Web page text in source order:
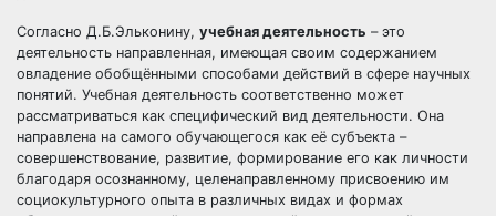
Согласно Д.Б.Эльконину, учебная деятельность – это
деятельность направленная, имеющая своим содержанием
овладение обобщёнными способами действий в сфере научных
понятий. Учебная деятельность соответственно может
рассматриваться как специфический вид деятельности. Она
направлена на самого обучающегося как её субъекта –
совершенствование, развитие, формирование его как личности
благодаря осознанному, целенаправленному присвоению им
социокультурного опыта в различных видах и формах